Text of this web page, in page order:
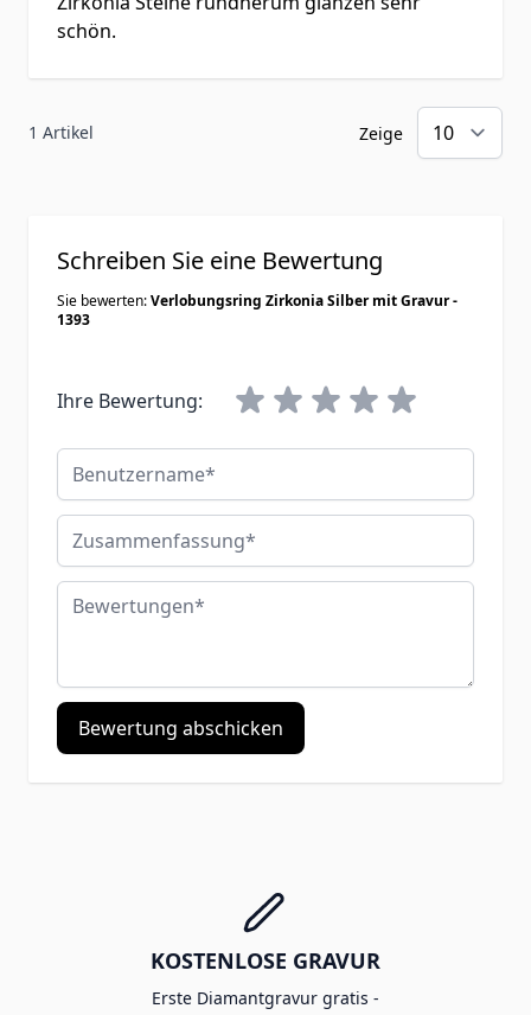
schön.
1 Artikel Zeige
Schreiben Sie eine Bewertung
Sie bewerten:Verlobungsring Zirkonia Silber mit Gravur -
1393
Ihre Bewertung:
Benutzername
Zusammenfassung
Bewertungen
Bewertung abschicken
KOSTENLOSE GRAVUR
Erste Diamantgravur gratis -